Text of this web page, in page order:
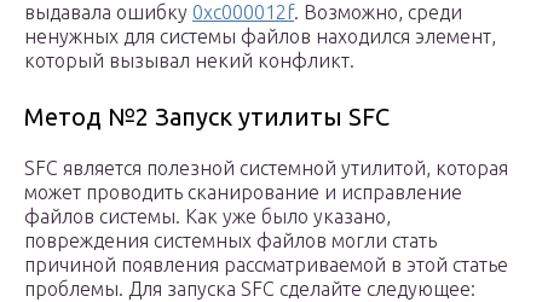
выдавала ошибку 0xc000012f. Возможно, среди
ненужных для системы файлов находился элемент,
который вызывал некий конфликт.
Метод №2 Запуск утилиты SFC
SFC является полезной системной утилитой, которая
может проводить сканирование и исправление
файлов системы. Как уже было указано,
повреждения системных файлов могли стать
причиной появления рассматриваемой в этой статье
проблемы. Для запуска SFC сделайте следующее: